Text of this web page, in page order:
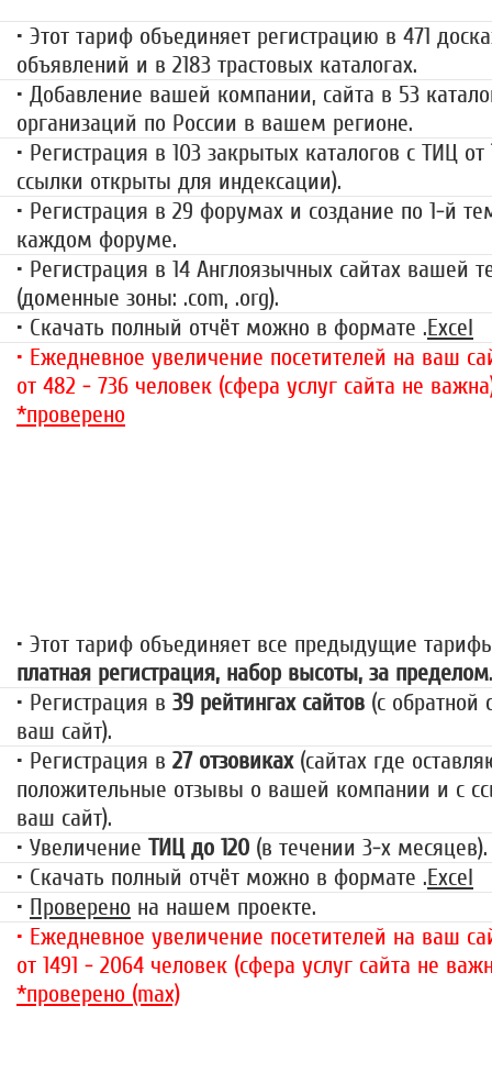
• Этот тариф объединяет регистрацию в 471
объявлений и в 2183 трастовых каталогах.
• Добавление вашей компании, сайта в 53
организаций по России в вашем регионе.
• Регистрация в 103 закрытых каталогов с ТИЦ от
ссылки открыты для индексации).
• Регистрация в 29 форумах и создание по 1-й
каждом форуме.
• Регистрация в 14 Англоязычных сайтах вашей
(доменные зоны: .com, .org).
• Скачать полный отчёт можно в формате .Excel
• Ежедневное увеличение посетителей на ваш
от 482 - 736 человек (сфера услуг сайта не
*проверено
• Этот тариф объединяет все предыдущие
платная регистрация, набор высоты, за пределом.
• Регистрация в 39 рейтингах сайтов (с обратной
ваш сайт).
• Регистрация в 27 отзовиках(сайтах где
положительные отзывы о вашей компании и с
ваш сайт).
• Увеличение ТИЦ до 120 (в течении 3-х месяцев).
• Скачать полный отчёт можно в формате .Excel
• Проверено на нашем проекте.
• Ежедневное увеличение посетителей на ваш
от 1491 - 2064 человек (сфера услуг сайта не
*проверено (max)